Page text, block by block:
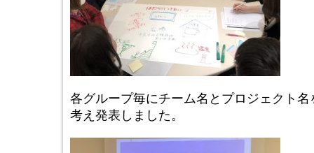
各グループ毎にチーム名とプロジェクト
考え発表しました。